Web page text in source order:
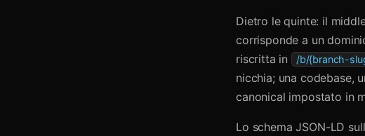
Dietro le quinte: il
corrisponde a un
riscritta in
/b/{branch-
nicchia; una codebase,
canonical impostato in
Lo schema JSON-LD